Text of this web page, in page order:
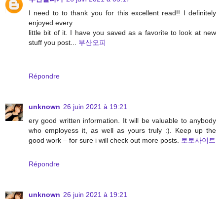
I need to to thank you for this excellent read!! I definitely
enjoyed every
little bit of it. I have you saved as a favorite to look at new
stuff you post... 부산오피
Répondre
unknown 26 juin 2021 à 19:21
ery good written information. It will be valuable to anybody
who employess it, as well as yours truly :). Keep up the
good work – for sure i will check out more posts.
토토사이트
Répondre
unknown 26 juin 2021 à 19:21